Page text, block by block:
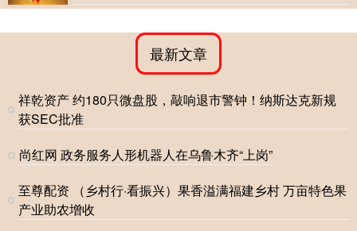
最新文章
祥乾资产 约180只微盘股，敲响退市警钟！纳斯达克新规
获SEC批准
尚红网 政务服务人形机器人在乌鲁木齐“上岗”
至尊配资 （乡村行·看振兴）果香溢满福建乡村 万亩特色果
产业助农增收